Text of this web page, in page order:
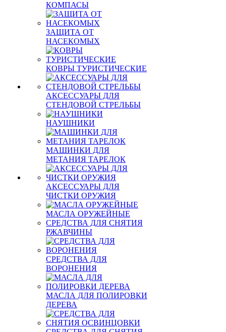
КОМПАСЫ
ЗАЩИТА ОТ
НАСЕКОМЫХ
КОВРЫ ТУРИСТИЧЕСКИЕ
АКСЕССУАРЫ ДЛЯ
СТЕНДОВОЙ СТРЕЛЬБЫ
НАУШНИКИ
МАШИНКИ ДЛЯ
МЕТАНИЯ ТАРЕЛОК
АКСЕССУАРЫ ДЛЯ
ЧИСТКИ ОРУЖИЯ
МАСЛА ОРУЖЕЙНЫЕ
СРЕДСТВА ДЛЯ СНЯТИЯ
РЖАВЧИНЫ
СРЕДСТВА ДЛЯ
ВОРОНЕНИЯ
МАСЛА ДЛЯ ПОЛИРОВКИ
ДЕРЕВА